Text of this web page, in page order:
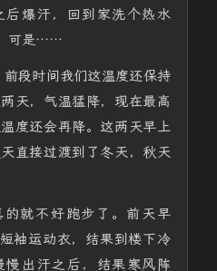
后爆汗，回到家洗个热水
可是……
段时间我们这温度还保持
天，气温猛降，现在最高
度还会再降。这两天早上
直接过渡到了冬天，秋天
就不好跑步了。前天早
袖运动衣，结果到楼下冷
慢出汗之后，结果寒风阵